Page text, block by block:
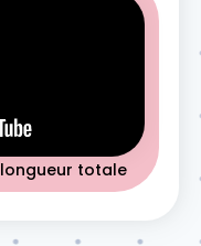
longueur totale